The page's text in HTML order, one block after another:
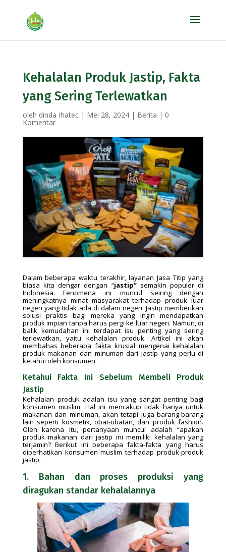
Kehalalan Produk Jastip, Fakta
yang Sering Terlewatkan
oleh dinda Ihatec| Mei 28, 2024| Berita | 0
Komentar
Dalam beberapa waktu terakhir, layanan Jasa Titip yang
biasa kita dengar dengan “jastip”semakin populer di
Indonesia. Fenomena ini muncul seiring dengan
meningkatnya minat masyarakat terhadap produk luar
negeri yang tidak ada di dalam negeri. Jastip memberikan
solusi praktis bagi mereka yang ingin mendapatkan
produk impian tanpa harus pergi ke luar negeri. Namun, di
balik kemudahan ini terdapat isu penting yang sering
terlewatkan, yaitu kehalalan produk. Artikel ini akan
membahas beberapa fakta krusial mengenai kehalalan
produk makanan dan minuman dari jastip yang perlu di
ketahui oleh konsumen.
Ketahui Fakta Ini Sebelum Membeli Produk
Jastip
Kehalalan produk adalah isu yang sangat penting bagi
konsumen muslim. Hal ini mencakup tidak hanya untuk
makanan dan minuman, akan tetapi juga barang-barang
lain seperti kosmetik, obat-obatan, dan produk fashion.
Oleh karena itu, pertanyaan muncul adalah “apakah
produk makanan dari jastip ini memiliki kehalalan yang
terjamin? Berikut ini beberapa fakta-fakta yang harus
diperhatikan konsumen muslim terhadap produk-produk
jastip.
1. Bahan dan proses produksi yang
diragukan standar kehalalannya